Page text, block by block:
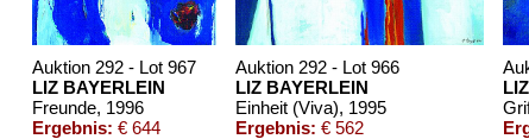
Auktion 292 - Lot 967
LIZ BAYERLEIN
Freunde, 1996
Ergebnis: € 644
Auktion 292 - Lot 966
LIZ BAYERLEIN
Einheit (Viva), 1995
Ergebnis: € 562